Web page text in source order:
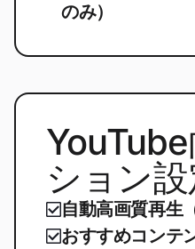
のみ）
ション設
自動高画質再生
おすすめコンテ